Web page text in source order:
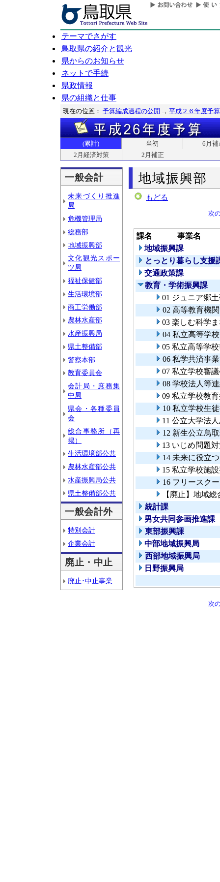
テーマでさがす
鳥取県の紹介と観光
県からのお知らせ
ネットで手続
県政情報
県の組織と仕事
現在の位置： 予算編成過程の公開 平成２６年度予算
(累計) 当初
6月補
2月経済対策
2月補正
一般会計
未来づくり推進
局
危機管理局
総務部
地域振興部
文化観光スポー
ツ局
福祉保健部
生活環境部
商工労働部
農林水産部
水産振興局
県土整備部
警察本部
教育委員会
会計局・庶務集
中局
県会・各種委員
会
総合事務所（再
掲）
生活環境部公共
農林水産部公共
水産振興局公共
県土整備部公共
一般会計外
特別会計
企業会計
廃止・中止
廃止･中止事業
地域振興部
もどる
次
課名
事業名
地域振興課
とっとり暮らし支援
交通政策課
教育・学術振興課
01 ジュニア郷
02 高等教育機
03 楽しむ科学
04 私立高等学
05 私立高等学
06 私学共済事
07 私立学校審
08 学校法人等
09 私立学校教
10 私立学校生
11 公立大学法
12 新生公立鳥
13 いじめ問題
14 未来に役立
15 私立学校施
16 フリースク
【廃止】地域
統計課
男女共同参画推進課
東部振興課
中部地域振興局
西部地域振興局
日野振興局
次